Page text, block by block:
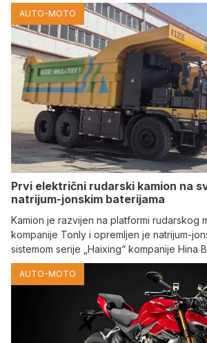
AUTO-MOTO
Prvi električni rudarski kamion na
natrijum-jonskim baterijama
Kamion je razvijen na platformi rudarskog
kompanije Tonly i opremljen je natrijum-
sistemom serije „Haixing“ kompanije Hina
AUTO-MOTO